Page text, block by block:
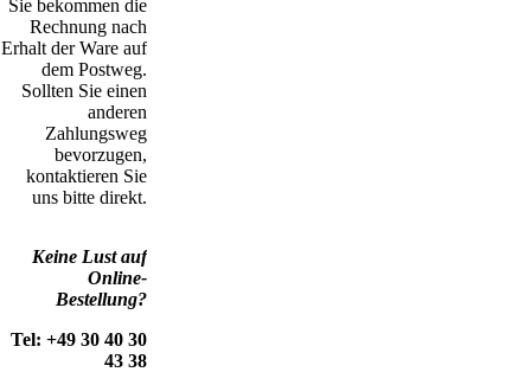
Sie bekommen die
Rechnung nach
Erhalt der Ware auf
dem Postweg.
Sollten Sie einen
anderen
Zahlungsweg
bevorzugen,
kontaktieren Sie
uns bitte direkt.
Keine Lust auf
Online-
Bestellung?
Tel: +49 30 40 30
43 38